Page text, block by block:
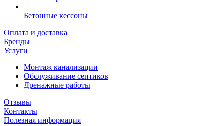
Бетонные кессоны
Оплата и доставка
Бренды
Услуги
Монтаж канализации
Обслуживание септиков
Дренажные работы
Отзывы
Контакты
Полезная информация